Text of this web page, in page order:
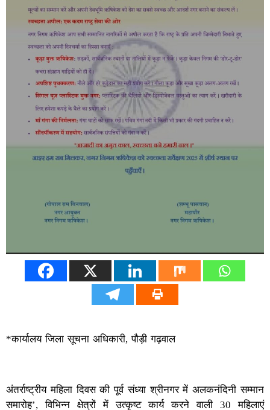
*कार्यालय जिला सूचना अधिकारी, पौड़ी गढ़वाल
अंतर्राष्ट्रीय महिला दिवस की पूर्व संध्या श्रीनगर में अलकनंदिनी सम्मान
समारोह’, विभिन्न क्षेत्रों में उत्कृष्ट कार्य करने वाली 30 महिलाएं